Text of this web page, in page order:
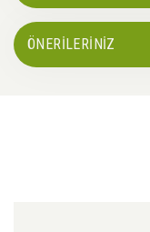
ÖNERİLERİNİZ